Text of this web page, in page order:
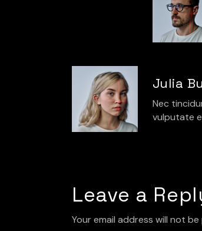
Julia
Nec
vulputate
Leave a
Your email address will not be